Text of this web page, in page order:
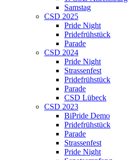
Samstag
CSD 2025
Pride Night
Pridefrühstück
Parade
CSD 2024
Pride Night
Strassenfest
Pridefrühstück
Parade
CSD Lübeck
CSD 2023
BiPride Demo
Pridefrühstück
Parade
Strassenfest
Pride Night